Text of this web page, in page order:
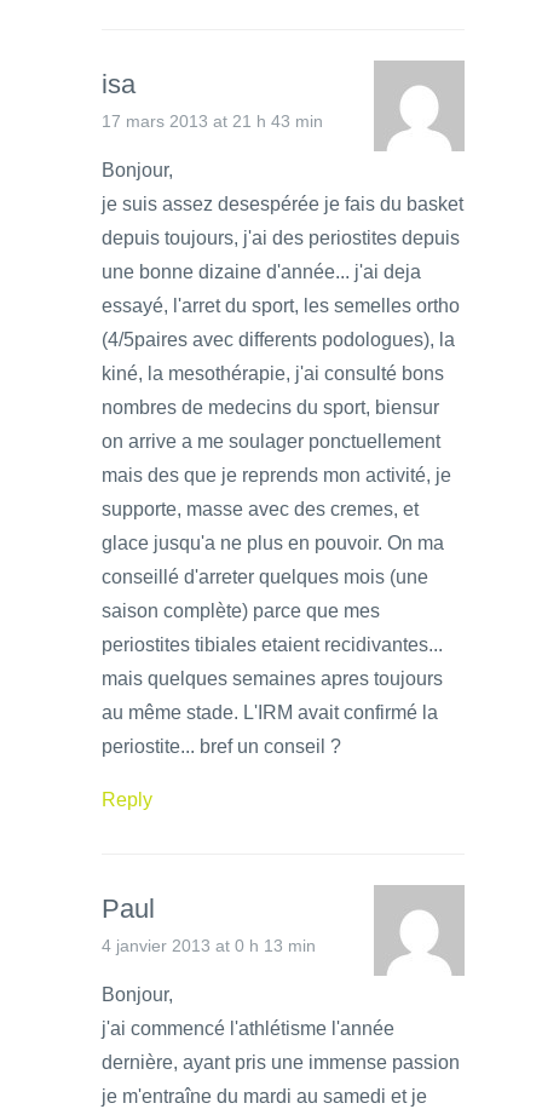
isa
17 mars 2013 at 21 h 43 min
Bonjour,
je suis assez desespérée je fais du basket
depuis toujours, j'ai des periostites depuis
une bonne dizaine d'année... j'ai deja
essayé, l'arret du sport, les semelles ortho
(4/5paires avec differents podologues), la
kiné, la mesothérapie, j'ai consulté bons
nombres de medecins du sport, biensur
on arrive a me soulager ponctuellement
mais des que je reprends mon activité, je
supporte, masse avec des cremes, et
glace jusqu'a ne plus en pouvoir. On ma
conseillé d'arreter quelques mois (une
saison complète) parce que mes
periostites tibiales etaient recidivantes...
mais quelques semaines apres toujours
au même stade. L'IRM avait confirmé la
periostite... bref un conseil ?
Reply
Paul
4 janvier 2013 at 0 h 13 min
Bonjour,
j'ai commencé l'athlétisme l'année
dernière, ayant pris une immense passion
je m'entraîne du mardi au samedi et je